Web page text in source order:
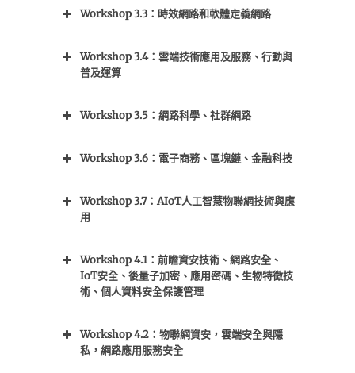
Workshop 3.3： 時效網路和軟體定義網路
Workshop 3.4：雲端技術應用及服務、行動與
普及運算
Workshop 3.5：網路科學、社群網路
Workshop 3.6：電子商務、區塊鏈、金融科技
Workshop 3.7：AIoT人工智慧物聯網技術與應
用
Workshop 4.1：前瞻資安技術、網路安全、
IoT安全、後量子加密、應用密碼、生物特徵技
術、個人資料安全保護管理
Workshop 4.2：物聯網資安，雲端安全與隱
私，網路應用服務安全